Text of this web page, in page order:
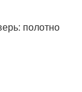
полотно